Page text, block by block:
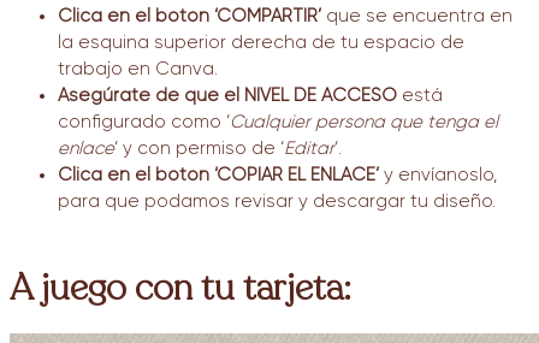
Clica en el botón ‘COMPARTIR’ que se encuentra en
la esquina superior derecha de tu espacio de
trabajo en Canva.
Asegúrate de que el NIVEL DE ACCESO está
configurado como ‘Cualquier persona que tenga el
enlace‘ y con permiso de ‘Editar‘.
Clica en el botón ‘COPIAR EL ENLACE’ y envíanoslo,
para que podamos revisar y descargar tu diseño.
A juego con tu tarjeta: